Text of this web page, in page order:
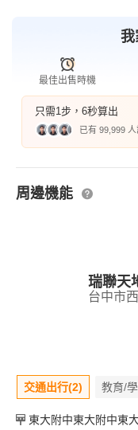
我
最佳出售時機
只需1步，6秒算出
已有 99,999
周邊機能
瑞聯天
台中市
交通出行(2) 教育/
東大附中東大附中東